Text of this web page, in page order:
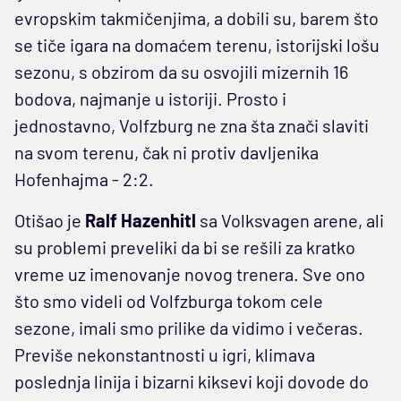
evropskim takmičenjima, a dobili su, barem što
se tiče igara na domaćem terenu, istorijski lošu
sezonu, s obzirom da su osvojili mizernih 16
bodova, najmanje u istoriji. Prosto i
jednostavno, Volfzburg ne zna šta znači slaviti
na svom terenu, čak ni protiv davljenika
Hofenhajma - 2:2.
Otišao je Ralf Hazenhitl sa Volksvagen arene, ali
su problemi preveliki da bi se rešili za kratko
vreme uz imenovanje novog trenera. Sve ono
što smo videli od Volfzburga tokom cele
sezone, imali smo prilike da vidimo i večeras.
Previše nekonstantnosti u igri, klimava
poslednja linija i bizarni kiksevi koji dovode do